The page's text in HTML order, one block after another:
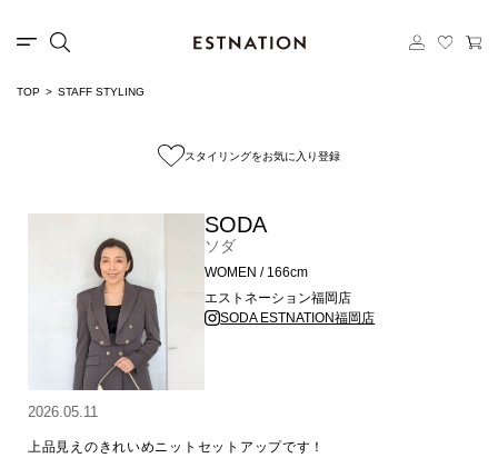
TOP STAFF STYLING
スタイリングをお気に入り登録
SODA
ソダ
WOMEN / 166cm
エストネーション福岡店
SODA ESTNATION福岡店
2026.05.11
上品見えのきれいめニットセットアップです！